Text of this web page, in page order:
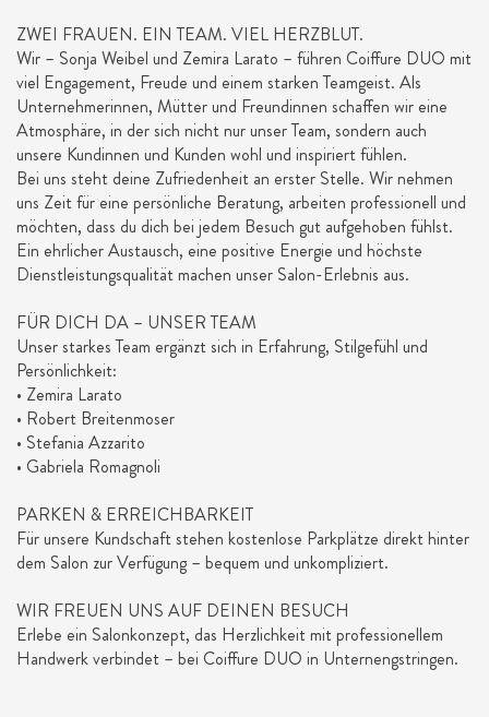
ZWEI FRAUEN. EIN TEAM. VIEL HERZBLUT.
Wir – Sonja Weibel und Zemira Larato – führen Coiffure DUO mit
viel Engagement, Freude und einem starken Teamgeist. Als
Unternehmerinnen, Mütter und Freundinnen schaffen wir eine
Atmosphäre, in der sich nicht nur unser Team, sondern auch
unsere Kundinnen und Kunden wohl und inspiriert fühlen.
Bei uns steht deine Zufriedenheit an erster Stelle. Wir nehmen
uns Zeit für eine persönliche Beratung, arbeiten professionell und
möchten, dass du dich bei jedem Besuch gut aufgehoben fühlst.
Ein ehrlicher Austausch, eine positive Energie und höchste
Dienstleistungsqualität machen unser Salon-Erlebnis aus.
FÜR DICH DA – UNSER TEAM
Unser starkes Team ergänzt sich in Erfahrung, Stilgefühl und
Persönlichkeit:
• Zemira Larato
• Robert Breitenmoser
• Stefania Azzarito
• Gabriela Romagnoli
PARKEN & ERREICHBARKEIT
Für unsere Kundschaft stehen kostenlose Parkplätze direkt hinter
dem Salon zur Verfügung – bequem und unkompliziert.
WIR FREUEN UNS AUF DEINEN BESUCH
Erlebe ein Salonkonzept, das Herzlichkeit mit professionellem
Handwerk verbindet – bei Coiffure DUO in Unternengstringen.